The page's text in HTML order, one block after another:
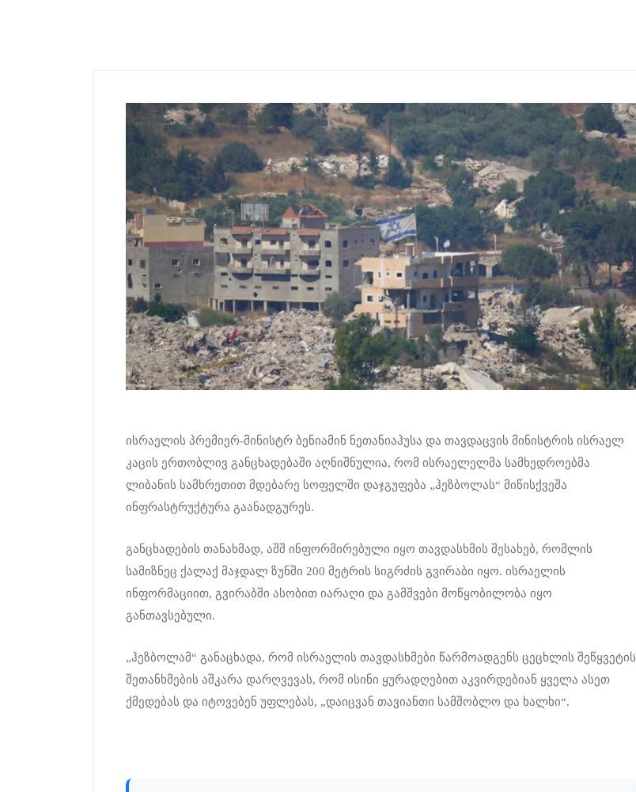
ისრაელის პრემიერ-მინისტრ ბენიამინ ნეთანიაჰუსა და თავდაცვის მინისტრის ისრაელ
კაცის ერთობლივ განცხადებაში აღნიშნულია, რომ ისრაელელმა სამხედროებმა
ლიბანის სამხრეთით მდებარე სოფელში დაჯგუფება „ჰეზბოლას“ მიწისქვეშა
ინფრასტრუქტურა გაანადგურეს.
განცხადების თანახმად, აშშ ინფორმირებული იყო თავდასხმის შესახებ, რომლის
სამიზნეც ქალაქ მაჯდალ ზუნში 200 მეტრის სიგრძის გვირაბი იყო. ისრაელის
ინფორმაციით, გვირაბში ასობით იარაღი და გამშვები მოწყობილობა იყო
განთავსებული.
„ჰეზბოლამ“ განაცხადა, რომ ისრაელის თავდასხმები წარმოადგენს ცეცხლის შეწყვეტის
შეთანხმების აშკარა დარღვევას, რომ ისინი ყურადღებით აკვირდებიან ყველა ასეთ
ქმედებას და იტოვებენ უფლებას, „დაიცვან თავიანთი სამშობლო და ხალხი“.